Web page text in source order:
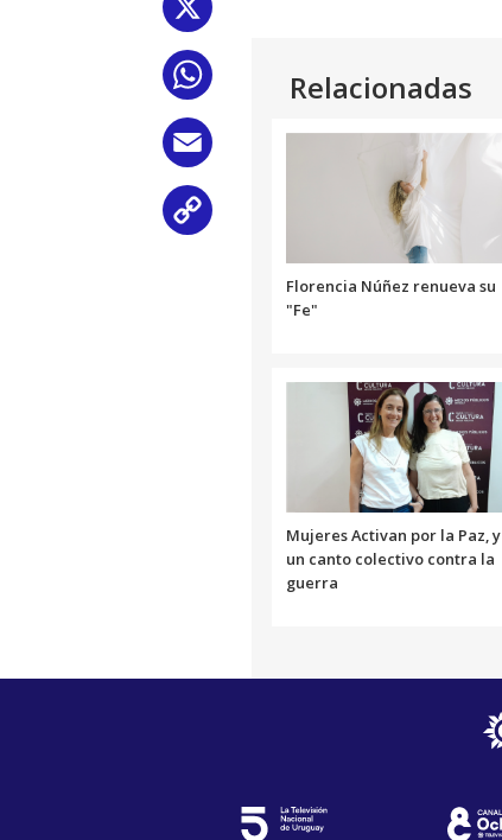
WhatsAppRelacionadas
Florencia Núñez renueva su
"Fe"
Mujeres Activan por la Paz, y
un canto colectivo contra la
guerra